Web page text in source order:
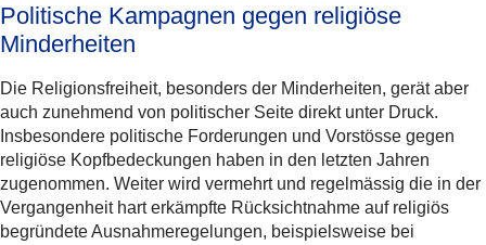
Politische Kampagnen gegen religiöse
Minderheiten
Die Religionsfreiheit, besonders der Minderheiten, gerät aber
auch zunehmend von politischer Seite direkt unter Druck.
Insbesondere politische Forderungen und Vorstösse gegen
religiöse Kopfbedeckungen haben in den letzten Jahren
zugenommen. Weiter wird vermehrt und regelmässig die in der
Vergangenheit hart erkämpfte Rücksichtnahme auf religiös
begründete Ausnahmeregelungen, beispielsweise bei